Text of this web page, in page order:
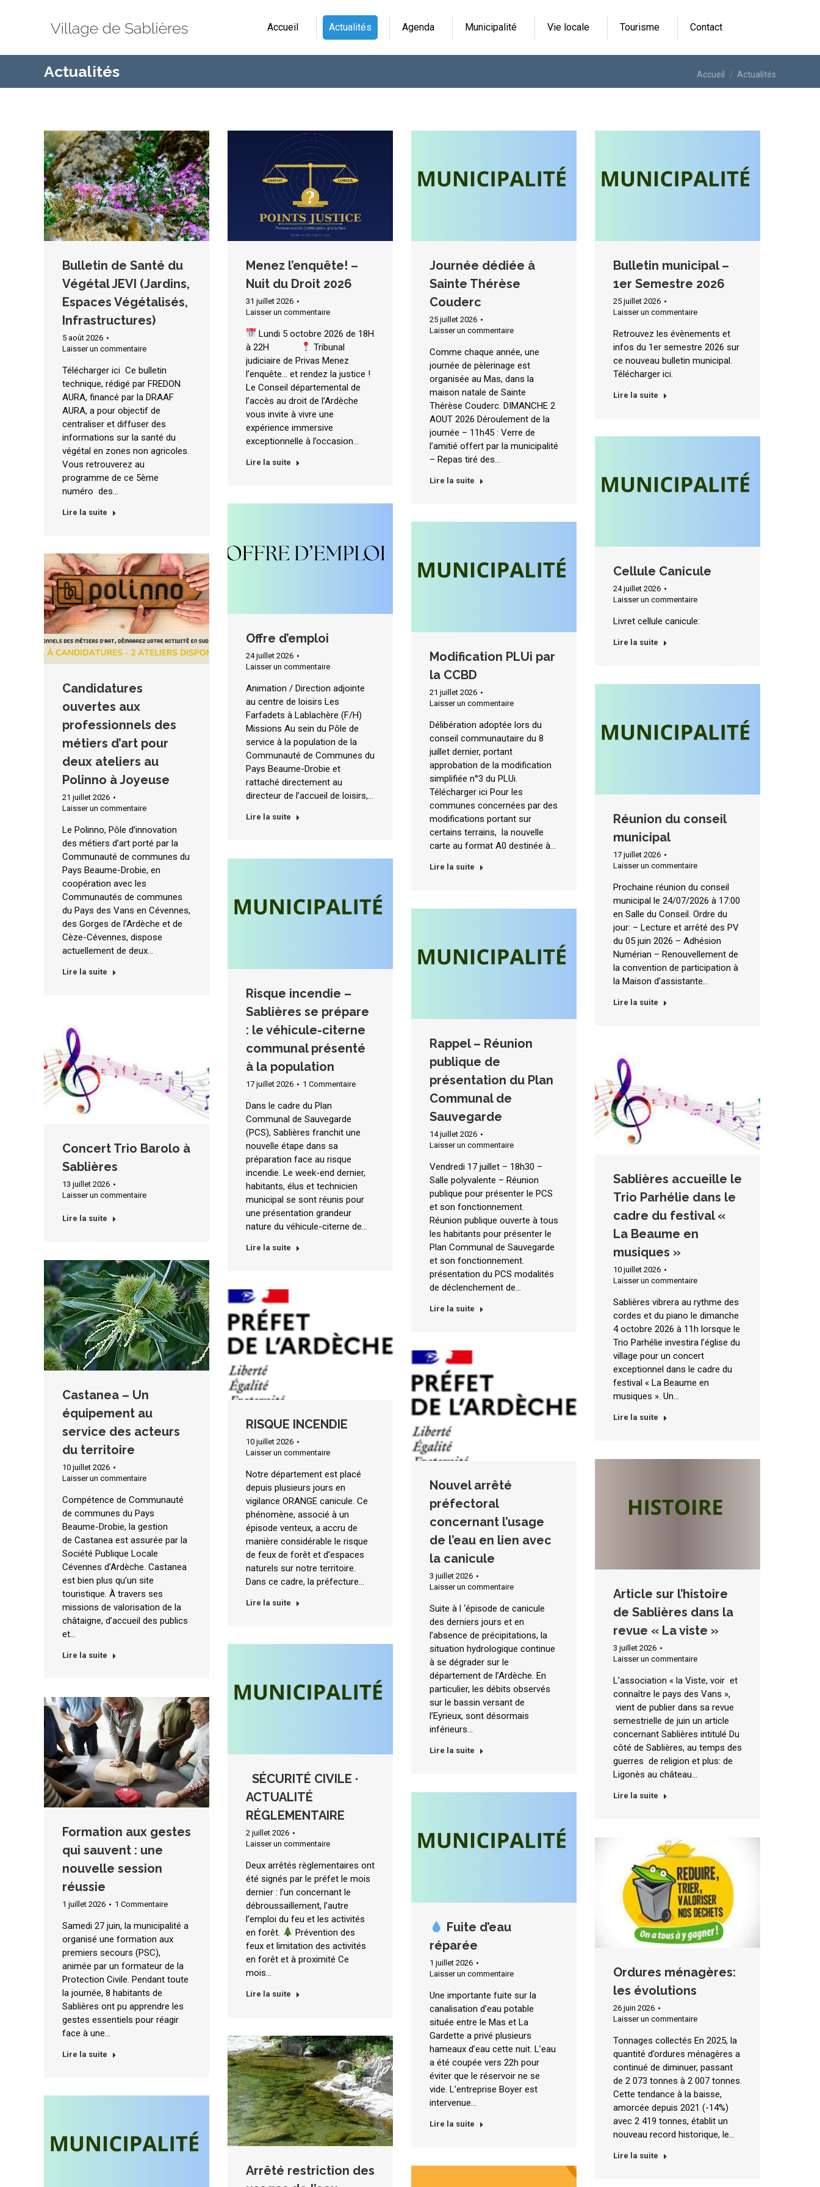
Accueil Actualités Agenda Municipalité Vie locale Tourisme Contact
Actualités Vous êtes ici :
Accueil Actualités
Bulletin de Santé du
Végétal JEVI (Jardins,
Espaces Végétalisés,
Infrastructures)
5 août 2026
Laisser un commentaire
Télécharger ici Ce bulletin
technique, rédigé par FREDON
AURA, financé par la DRAAF
AURA, a pour objectif de
centraliser et diffuser des
informations sur la santé du
végétal en zones non agricoles.
Vous retrouverez au
programme de ce 5ème
numéro des…
Lire la suite
Menez l’enquête! –
Nuit du Droit 2026
31 juillet 2026
Laisser un commentaire
Lundi 5 octobre 2026 de 18H
à 22H
Tribunal
judiciaire de Privas Menez
l’enquête… et rendez la justice !
Le Conseil départemental de
l’accès au droit de l’Ardèche
vous invite à vivre une
expérience immersive
exceptionnelle à l’occasion…
Lire la suite
Journée dédiée à
Sainte Thérèse
Couderc
25 juillet 2026
Laisser un commentaire
Comme chaque année, une
journée de pèlerinage est
organisée au Mas, dans la
maison natale de Sainte
Thérèse Couderc. DIMANCHE 2
AOUT 2026 Déroulement de la
journée – 11h45 : Verre de
l’amitié offert par la municipalité
– Repas tiré des…
Lire la suite
Bulletin municipal –
1er Semestre 2026
25 juillet 2026
Laisser un commentaire
Retrouvez les évènements et
infos du 1er semestre 2026 sur
ce nouveau bulletin municipal.
Télécharger ici.
Lire la suite
Cellule Canicule
24 juillet 2026
Laisser un commentaire
Livret cellule canicule:
Lire la suite
Offre d’emploi
24 juillet 2026
Laisser un commentaire
Animation / Direction adjointe
au centre de loisirs Les
Farfadets à Lablachère (F/H)
Missions Au sein du Pôle de
service à la population de la
Communauté de Communes du
Pays Beaume-Drobie et
rattaché directement au
directeur de l’accueil de loisirs,…
Lire la suite
Modification PLUi par
la CCBD
21 juillet 2026
Laisser un commentaire
Délibération adoptée lors du
conseil communautaire du 8
juillet dernier, portant
approbation de la modification
simplifiée n°3 du PLUi.
Télécharger ici Pour les
communes concernées par des
modifications portant sur
certains terrains, la nouvelle
carte au format A0 destinée à…
Lire la suite
Candidatures
ouvertes aux
professionnels des
métiers d’art pour
deux ateliers au
Polinno à Joyeuse
21 juillet 2026
Laisser un commentaire
Le Polinno, Pôle d’innovation
des métiers d’art porté par la
Communauté de communes du
Pays Beaume-Drobie, en
coopération avec les
Communautés de communes
du Pays des Vans en Cévennes,
des Gorges de l’Ardèche et de
Cèze-Cévennes, dispose
actuellement de deux…
Lire la suite
Réunion du conseil
municipal
17 juillet 2026
Laisser un commentaire
Prochaine réunion du conseil
municipal le 24/07/2026 à 17:00
en Salle du Conseil. Ordre du
jour: – Lecture et arrêté des PV
du 05 juin 2026 – Adhésion
Numérian – Renouvellement de
la convention de participation à
la Maison d’assistante…
Lire la suite
Risque incendie –
Sablières se prépare
: le véhicule-citerne
communal présenté
à la population
17 juillet 2026 1 Commentaire
Dans le cadre du Plan
Communal de Sauvegarde
(PCS), Sablières franchit une
nouvelle étape dans sa
préparation face au risque
incendie. Le week-end dernier,
habitants, élus et technicien
municipal se sont réunis pour
une présentation grandeur
nature du véhicule-citerne de…
Lire la suite
Rappel – Réunion
publique de
présentation du Plan
Communal de
Sauvegarde
14 juillet 2026
Laisser un commentaire
Vendredi 17 juillet – 18h30 –
Salle polyvalente – Réunion
publique pour présenter le PCS
et son fonctionnement.
Réunion publique ouverte à tous
les habitants pour présenter le
Plan Communal de Sauvegarde
et son fonctionnement.
présentation du PCS modalités
de déclenchement de…
Lire la suite
Concert Trio Barolo à
Sablières
13 juillet 2026
Laisser un commentaire
Lire la suite
Sablières accueille le
Trio Parhélie dans le
cadre du festival «
La Beaume en
musiques »
10 juillet 2026
Laisser un commentaire
Sablières vibrera au rythme des
cordes et du piano le dimanche
4 octobre 2026 à 11h lorsque le
Trio Parhélie investira l’église du
village pour un concert
exceptionnel dans le cadre du
festival « La Beaume en
musiques ». Un…
Lire la suite
Castanea – Un
équipement au
service des acteurs
du territoire
10 juillet 2026
Laisser un commentaire
Compétence de Communauté
de communes du Pays
Beaume-Drobie, la gestion
de Castanea est assurée par la
Société Publique Locale
Cévennes d’Ardèche. Castanea
est bien plus qu’un site
touristique. À travers ses
missions de valorisation de la
châtaigne, d’accueil des publics
et…
Lire la suite
RISQUE INCENDIE
10 juillet 2026
Laisser un commentaire
Notre département est placé
depuis plusieurs jours en
vigilance ORANGE canicule. Ce
phénomène, associé à un
épisode venteux, a accru de
manière considérable le risque
de feux de forêt et d’espaces
naturels sur notre territoire.
Dans ce cadre, la préfecture…
Lire la suite
Nouvel arrêté
préfectoral
concernant l’usage
de l’eau en lien avec
la canicule
3 juillet 2026
Laisser un commentaire
Suite à l ‘épisode de canicule
des derniers jours et en
l’absence de précipitations, la
situation hydrologique continue
à se dégrader sur le
département de l’Ardèche. En
particulier, les débits observés
sur le bassin versant de
l’Eyrieux, sont désormais
inférieurs…
Lire la suite
Article sur l’histoire
de Sablières dans la
revue « La viste »
3 juillet 2026
Laisser un commentaire
L’association « la Viste, voir et
connaître le pays des Vans »,
vient de publier dans sa revue
semestrielle de juin un article
concernant Sablières intitulé Du
côté de Sablières, au temps des
guerres de religion et plus: de
Ligonès au château…
Lire la suite
SÉCURITÉ CIVILE ·
ACTUALITÉ
RÉGLEMENTAIRE
2 juillet 2026
Laisser un commentaire
Deux arrêtés règlementaires ont
été signés par le préfet le mois
dernier : l’un concernant le
débroussaillement, l’autre
l’emploi du feu et les activités
en forêt.
Prévention des
feux et limitation des activités
en forêt et à proximité Ce
mois…
Lire la suite
Formation aux gestes
qui sauvent : une
nouvelle session
réussie
1 juillet 2026 1 Commentaire
Samedi 27 juin, la municipalité a
organisé une formation aux
premiers secours (PSC),
animée par un formateur de la
Protection Civile. Pendant toute
la journée, 8 habitants de
Sablières ont pu apprendre les
gestes essentiels pour réagir
face à une…
Lire la suite
Fuite d’eau
réparée
1 juillet 2026
Laisser un commentaire
Une importante fuite sur la
canalisation d’eau potable
située entre le Mas et La
Gardette a privé plusieurs
hameaux d’eau cette nuit. L’eau
a été coupée vers 22h pour
éviter que le réservoir ne se
vide. L’entreprise Boyer est
intervenue…
Lire la suite
Ordures ménagères:
les évolutions
26 juin 2026
Laisser un commentaire
Tonnages collectés En 2025, la
quantité d’ordures ménagères a
continué de diminuer, passant
de 2 073 tonnes à 2 007 tonnes.
Cette tendance à la baisse,
amorcée depuis 2021 (-14%)
avec 2 419 tonnes, établit un
nouveau record historique, le…
Lire la suite
Arrêté restriction des